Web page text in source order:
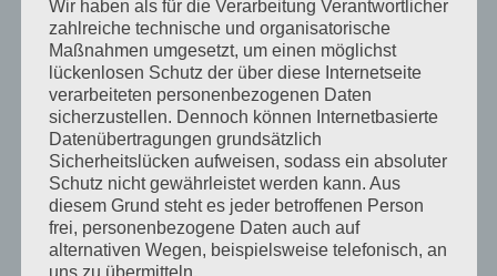
April 2015
August 2014
Juli 2014
Juni 2014
Januar 2014
August 2013
Juli 2013
Juni 2013
Wir haben als für die Verarbeitung Verantwortlicher
zahlreiche technische und organisatorische
Maßnahmen umgesetzt, um einen möglichst
lückenlosen Schutz der über diese Internetseite
verarbeiteten personenbezogenen Daten
sicherzustellen. Dennoch können Internetbasierte
Datenübertragungen grundsätzlich
Sicherheitslücken aufweisen, sodass ein absoluter
Schutz nicht gewährleistet werden kann. Aus
diesem Grund steht es jeder betroffenen Person
frei, personenbezogene Daten auch auf
alternativen Wegen, beispielsweise telefonisch, an